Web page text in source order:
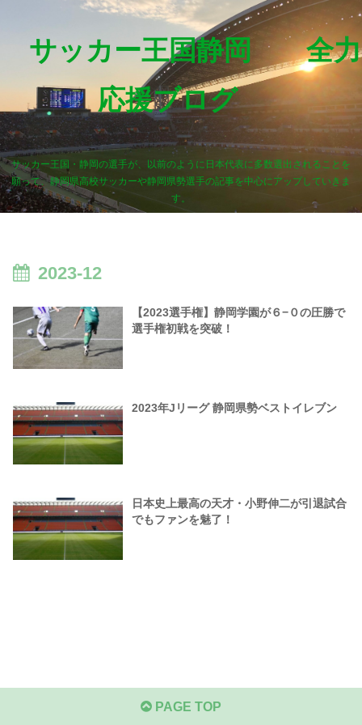
サッカー王国静岡 全力
応援ブログ
サッカー王国・静岡の選手が、以前のように日本代表に多数選出されることを
願って、静岡県高校サッカーや静岡県勢選手の記事を中心にアップしていきま
す。
2023-12
【2023選手権】静岡学園が６−０の圧勝で
選手権初戦を突破！
2023年Jリーグ 静岡県勢ベストイレブン
日本史上最高の天才・小野伸二が引退試合
でもファンを魅了！
PAGE TOP